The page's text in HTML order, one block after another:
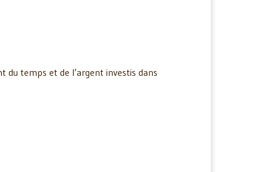
du temps et de l’argent investis dans